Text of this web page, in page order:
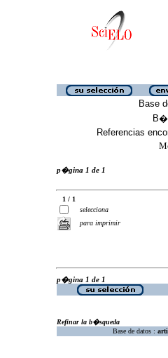
Base
Referencias
p�gina 1 de 1
1 / 1
selecciona
para imprimir
p�gina 1 de 1
Refinar la b�squeda
Base de datos :